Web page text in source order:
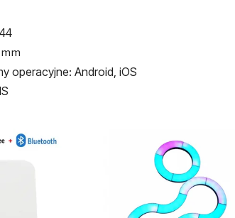
mm
operacyjne: Android, iOS